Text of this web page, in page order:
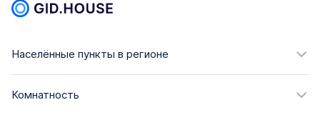
Населённые пункты в регионе
Комнатность